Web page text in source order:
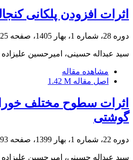
اثرات افزودن پلکانی
دوره 28، شماره 1، بهار 1405، صفحه 140
سید عبداله حسینی، امیرحسین
مشاهده مقاله
اصل مقاله 1.42 M
اثرات سطوح مختلف
گوشتی
دوره 22، شماره 1، بهار 1399، صفحه 93-103
سید عبداله حسینی، امیرحسین